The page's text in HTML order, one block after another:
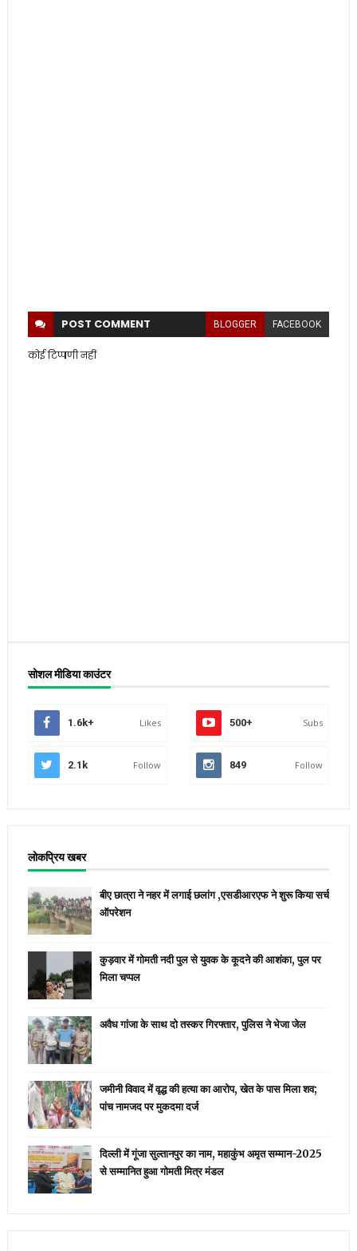
POST COMMENT BLOGGER FACEBOOK
कोई टिप्पणी नहीं
सोशल मीडिया काउंटर
1.6k+ Likes 500+ Subs
2.1k Follow 849 Follow
लोकप्रिय खबर
बीए छात्रा ने नहर में लगाई छलांग ,एसडीआरएफ ने शुरू किया सर्च
ऑपरेशन
कुड़वार में गोमती नदी पुल से युवक के कूदने की आशंका, पुल पर
मिला चप्पल
अवैध गांजा के साथ दो तस्कर गिरफ्तार, पुलिस ने भेजा जेल
जमीनी विवाद में वृद्ध की हत्या का आरोप, खेत के पास मिला शव;
पांच नामजद पर मुकदमा दर्ज
दिल्ली में गूंजा सुल्तानपुर का नाम, महाकुंभ अमृत सम्मान-2025
से सम्मानित हुआ गोमती मित्र मंडल